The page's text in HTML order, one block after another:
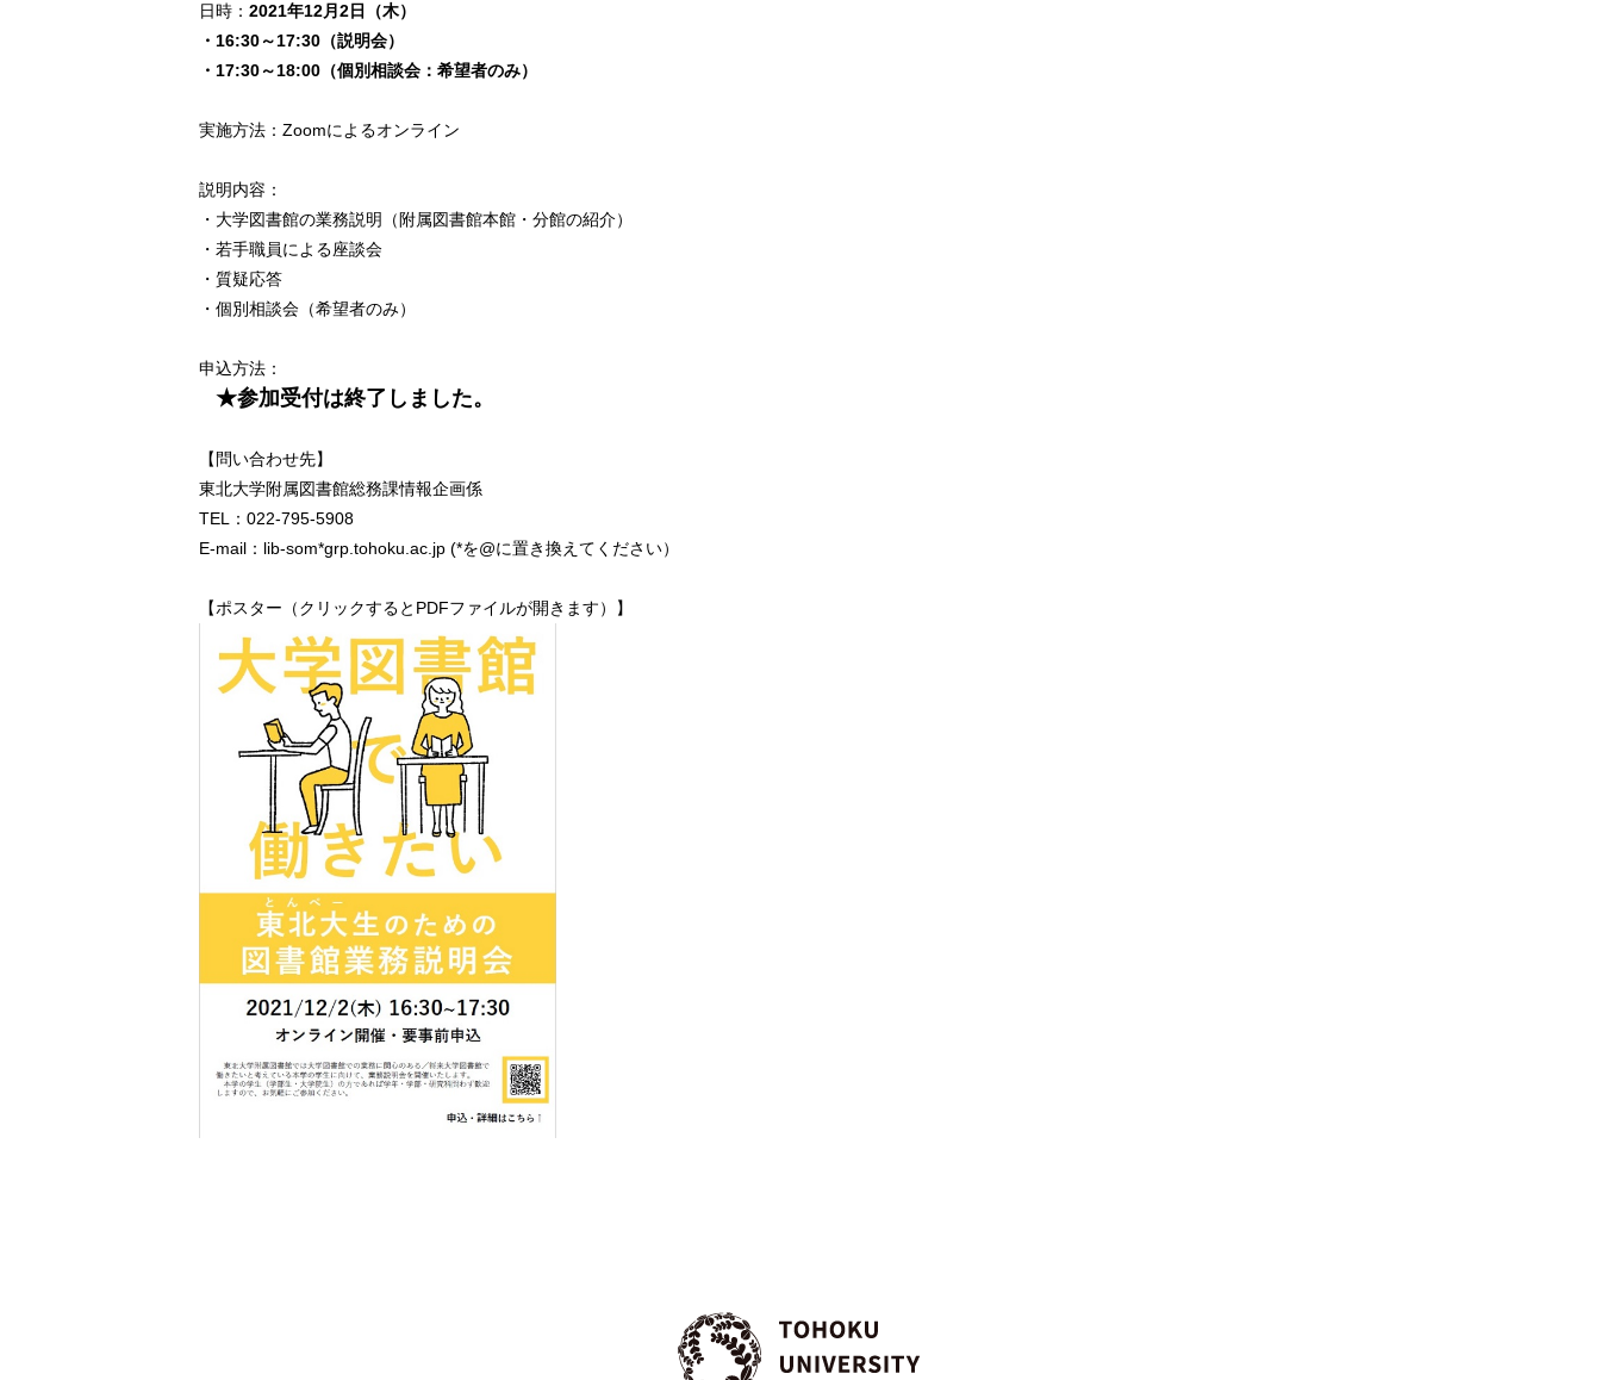
日時： 2021年12月2日（木）
・16:30～17:30（説明会）
・17:30～18:00（個別相談会：希望者のみ）
実施方法：Zoomによるオンライン
説明内容：
・大学図書館の業務説明（附属図書館本館・分館の紹介）
・若手職員による座談会
・質疑応答
・個別相談会（希望者のみ）
申込方法：
★参加受付は終了しました。
【問い合わせ先】
東北大学附属図書館総務課情報企画係
TEL：022-795-5908
E-mail：lib-som*grp.tohoku.ac.jp (*を@に置き換えてください）
【ポスター（クリックするとPDFファイルが開きます）】